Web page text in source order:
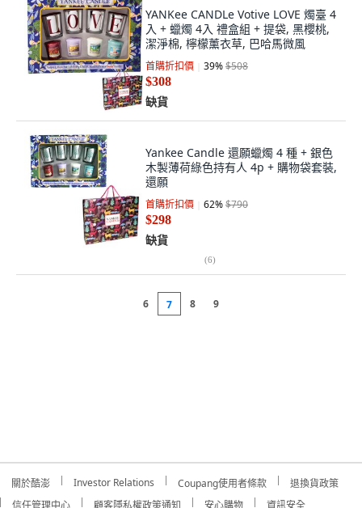
YANKee CANDLe Votive LOVE 燭臺 4
入 + 蠟燭 4入 禮盒組 + 提袋, 黑櫻桃,
潔淨棉, 檸檬薰衣草, 巴哈馬微風
首購折扣價 39%$508
$308
缺貨
Yankee Candle 還願蠟燭 4 種 + 銀色
木製薄荷綠色持有人 4p + 購物袋套裝,
還願
首購折扣價 62%$790
$298
缺貨
(6)
6 7 8 9
關於酷澎 Investor Relations Coupang使用者條款
退換貨政策
信任管理中心
顧客隱私權政策通知 安心購物 資訊安全